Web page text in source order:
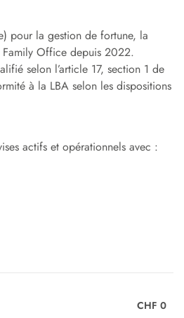
pour la gestion de fortune, la
Office depuis 2022.
selon l’article 17, section 1 de
à la LBA selon les dispositions
actifs et opérationnels avec :
CHF 0